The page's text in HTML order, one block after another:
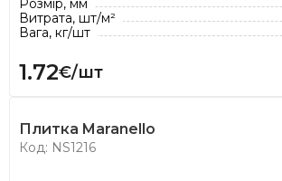
Розмір, мм
Витрата, шт/м²
Вага, кг/шт
1.72€/шт
Плитка Maranello
Код: NS1216